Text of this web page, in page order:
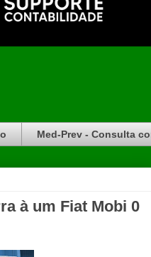
Med-Prev - Consulta
à um Fiat Mobi 0